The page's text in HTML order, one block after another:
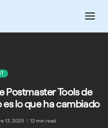
Postmaster Tools de
lo que ha cambiado
13, 2025 12 min read